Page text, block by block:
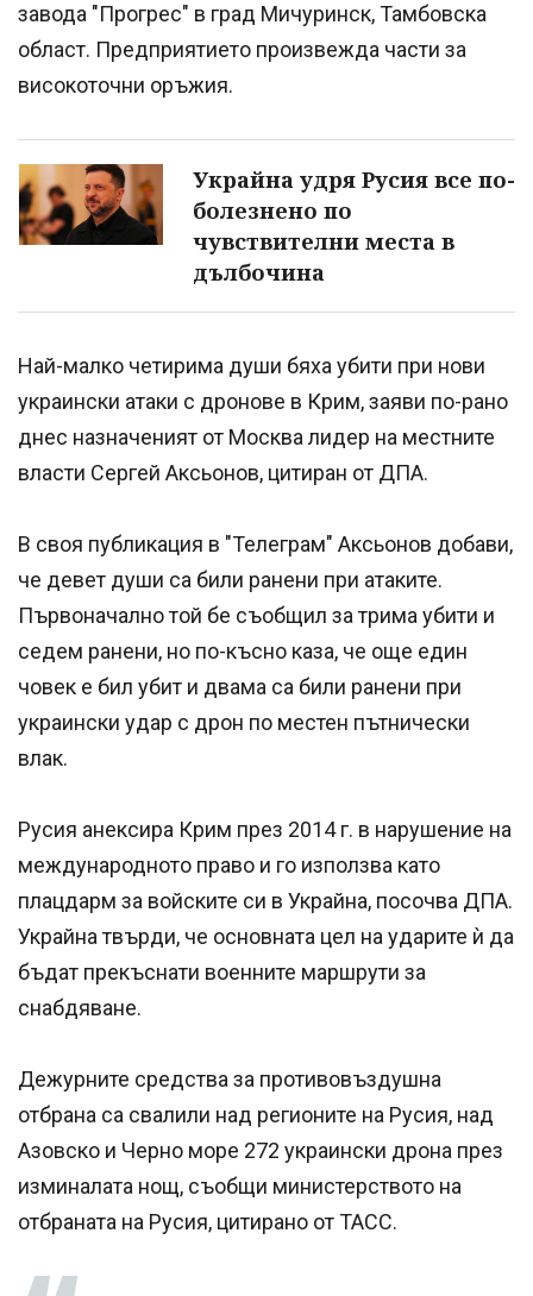
завода "Прогрес" в град Мичуринск, Тамбовска
област. Предприятието произвежда части за
високоточни оръжия.
Украйна удря Русия все по-
болезнено по
чувствителни места в
дълбочина
Най-малко четирима души бяха убити при нови
украински атаки с дронове в Крим, заяви по-рано
днес назначеният от Москва лидер на местните
власти Сергей Аксьонов, цитиран от ДПА.
В своя публикация в "Телеграм" Аксьонов добави,
че девет души са били ранени при атаките.
Първоначално той бе съобщил за трима убити и
седем ранени, но по-късно каза, че още един
човек е бил убит и двама са били ранени при
украински удар с дрон по местен пътнически
влак.
Русия анексира Крим през 2014 г. в нарушение на
международното право и го използва като
плацдарм за войските си в Украйна, посочва ДПА.
Украйна твърди, че основната цел на ударите ѝ да
бъдат прекъснати военните маршрути за
снабдяване.
Дежурните средства за противовъздушна
отбрана са свалили над регионите на Русия, над
Азовско и Черно море 272 украински дрона през
изминалата нощ, съобщи министерството на
отбраната на Русия, цитирано от ТАСС.